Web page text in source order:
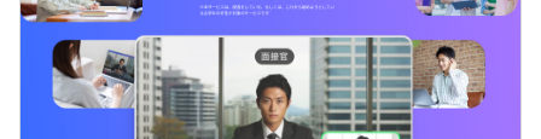
◆候補者と採用担当者のポテンシャルを引きだす『AI面接
（※想定年収は年収提示額を保証するものではありません）